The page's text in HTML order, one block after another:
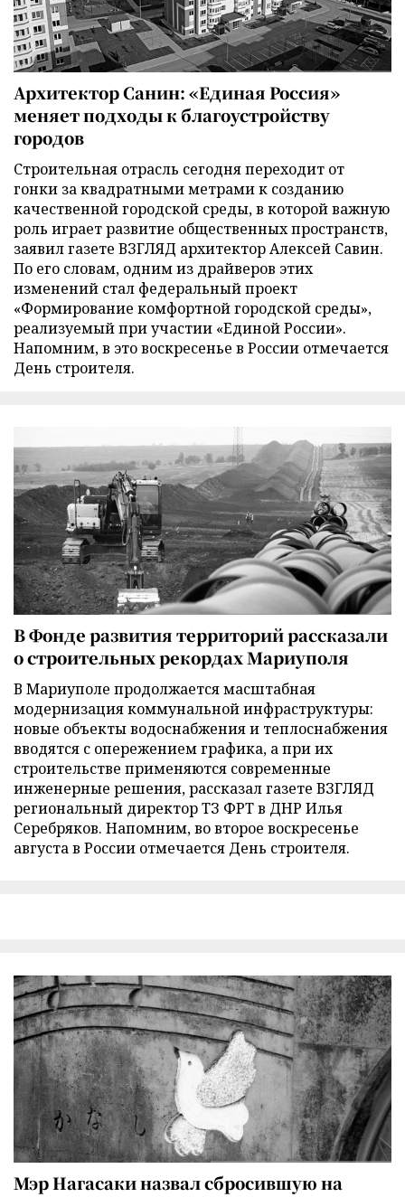
Архитектор Санин: «Единая Россия»
меняет подходы к благоустройству
городов
Строительная отрасль сегодня переходит от
гонки за квадратными метрами к созданию
качественной городской среды, в которой важную
роль играет развитие общественных пространств,
заявил газете ВЗГЛЯД архитектор Алексей Савин.
По его словам, одним из драйверов этих
изменений стал федеральный проект
«Формирование комфортной городской среды»,
реализуемый при участии «Единой России».
Напомним, в это воскресенье в России отмечается
День строителя.
В Фонде развития территорий рассказали
о строительных рекордах Мариуполя
В Мариуполе продолжается масштабная
модернизация коммунальной инфраструктуры:
новые объекты водоснабжения и теплоснабжения
вводятся с опережением графика, а при их
строительстве применяются современные
инженерные решения, рассказал газете ВЗГЛЯД
региональный директор ТЗ ФРТ в ДНР Илья
Серебряков. Напомним, во второе воскресенье
августа в России отмечается День строителя.
Мэр Нагасаки назвал сбросившую на